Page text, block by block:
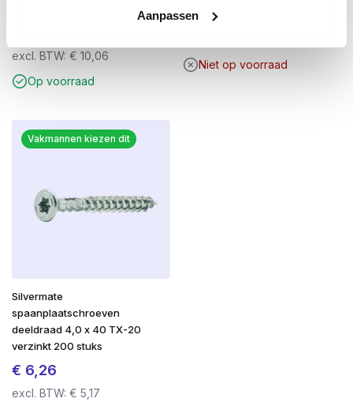
Aanpassen
excl. BTW: € 10,06
Op voorraad
€119,88
was:
Niet op voorraad
Vakmannen kiezen dit
Silvermate
spaanplaatschroeven
deeldraad 4,0 x 40 TX-20
verzinkt 200 stuks
€ 6,26
excl. BTW: € 5,17